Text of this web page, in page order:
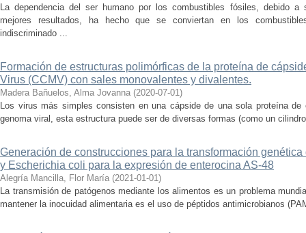
La dependencia del ser humano por los combustibles fósiles, debido
mejores resultados, ha hecho que se conviertan en los
indiscriminado ...
Formación de estructuras polimórficas de la proteína de
Virus (CCMV) con sales monovalentes y divalentes.
Madera Bañuelos, Alma Jovanna (2020-07-01)
Los virus más simples consisten en una cápside de una sola proteína
genoma viral, esta estructura puede ser de diversas formas (como un
Generación de construcciones para la transformación
y Escherichia coli para la expresión de enterocina AS-48
Alegría Mancilla, Flor María (2021-01-01)
La transmisión de patógenos mediante los alimentos es un problema
mantener la inocuidad alimentaria es el uso de péptidos antimicrobianos